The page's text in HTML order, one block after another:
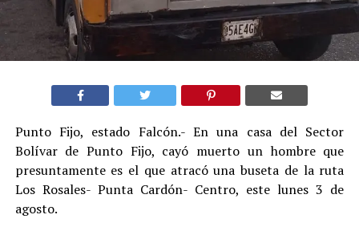
Punto Fijo, estado Falcón.- En una casa del Sector
Bolívar de Punto Fijo, cayó muerto un hombre que
presuntamente es el que atracó una buseta de la ruta
Los Rosales- Punta Cardón- Centro, este lunes 3 de
agosto.